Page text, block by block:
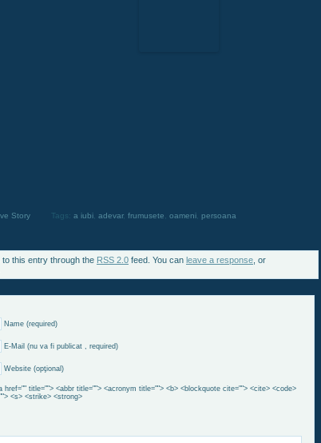
Story Tags: a iubi adevar, frumusete oameni persoana
this entry through the RSS 2.0 feed. You can leave a response , or
Name (required)
E-Mail (nu va fi publicat , required)
Website (opţional)
title=""> <abbr title=""> <acronym title=""> <b> <blockquote cite=""> <cite> <code>
<s> <strike> <strong>